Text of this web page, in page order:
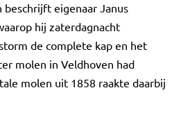
eigenaar Janus
hij zaterdagnacht
de complete kap en het
molen in Veldhoven had
molen uit 1858 raakte daarbij